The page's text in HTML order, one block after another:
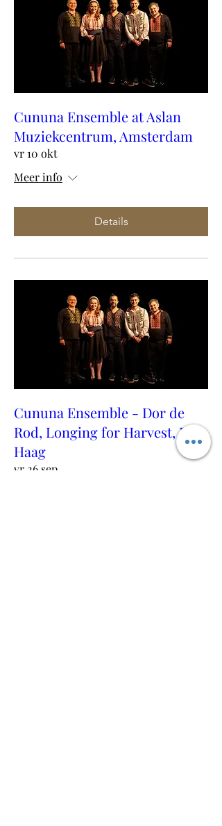
Cununa Ensemble at Aslan
Muziekcentrum, Amsterdam
vr 10 okt
Meer info
Details
Cununa Ensemble - Dor de
Rod, Longing for Harvest, Den
Haag
vr 26 sep